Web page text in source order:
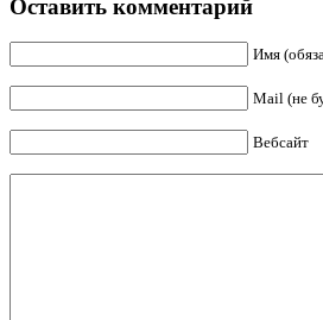
Оставить комментарий
Имя
Mail (не
Вебсайт